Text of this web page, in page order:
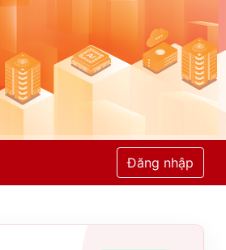
Đăng nhập